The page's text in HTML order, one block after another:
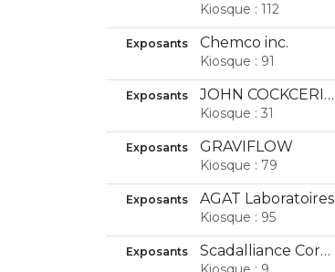
Kiosque : 112
Exposants Chemco inc.
Kiosque : 91
Exposants JOHN COCKCERILL
Kiosque : 31
Exposants GRAVIFLOW
Kiosque : 79
Exposants AGAT Laboratoires
Kiosque : 95
Exposants Scadalliance Corporation